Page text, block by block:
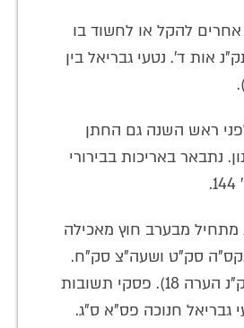
אחרים להקל או לחשוד בו
אות ד'. נטעי גבריאל בין
ראש השנה גם החתן
נתבאר באריכות בבירורי
מתחיל מבערב חוץ מאכילה
סק"ט ושעה"צ סק"ח.
פסקי תשובות סתק"נ הערה 18). פסקי תשובות
גבריאל חנוכה פס"א ס"ג.